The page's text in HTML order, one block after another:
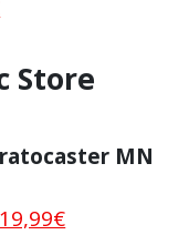
Store
MN